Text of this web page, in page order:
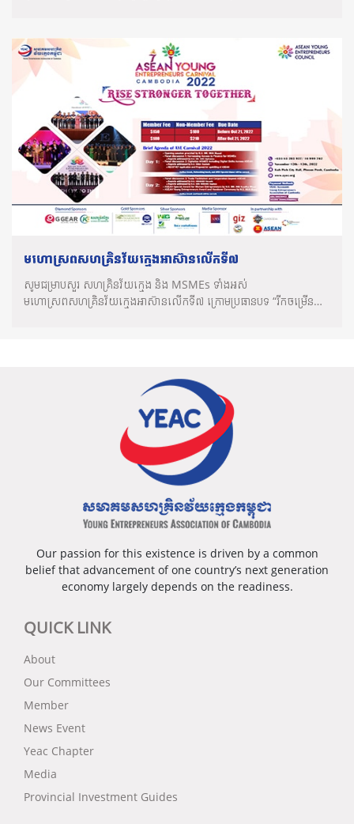
មហោស្រពសហគ្រិនវ័យក្មេងអាស៊ានលើកទី៧
សូមជម្រាបសួរ សហគ្រិនវ័យក្មេង និង MSMEs ទាំងអស់
មហោស្រពសហគ្រិនវ័យក្មេងអាស៊ានលើកទី៧ ក្រោមប្រធានបទ “រីកចម្រើន
Our passion for this existence is driven by a common
belief that advancement of one country’s next generation
economy largely depends on the readiness.
QUICK LINK
About
Our Committees
Member
News Event
Yeac Chapter
Media
Provincial Investment Guides